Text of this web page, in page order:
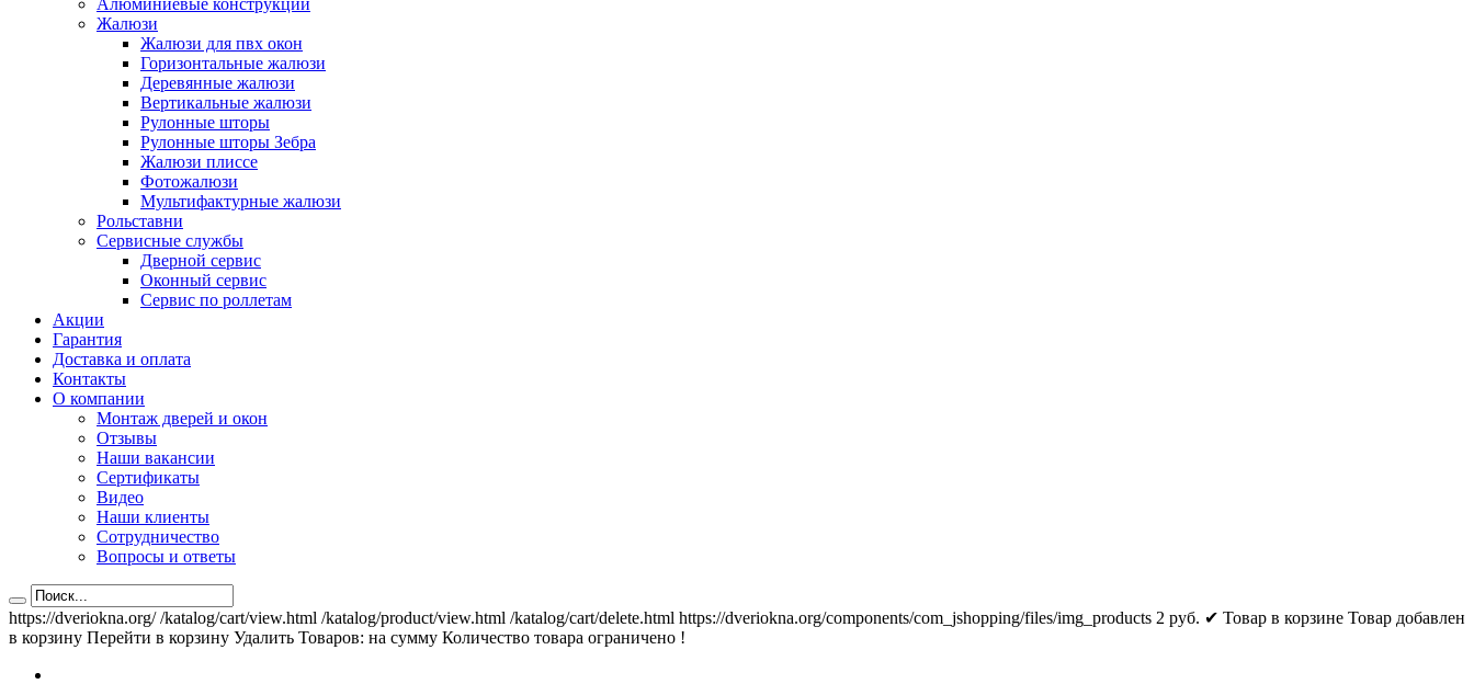
Алюминиевые конструкции
Жалюзи
Жалюзи для пвх окон
Горизонтальные жалюзи
Деревянные жалюзи
Вертикальные жалюзи
Рулонные шторы
Рулонные шторы Зебра
Жалюзи плиссе
Фотожалюзи
Мультифактурные жалюзи
Рольставни
Сервисные службы
Дверной сервис
Оконный сервис
Сервис по роллетам
Акции
Гарантия
Доставка и оплата
Контакты
О компании
Монтаж дверей и окон
Отзывы
Наши вакансии
Сертификаты
Видео
Наши клиенты
Сотрудничество
Вопросы и ответы
https://dveriokna.org/ /katalog/cart/view.html /katalog/product/view.html /katalog/cart/delete.html https://dveriokna.org/components/com_jshopping/files/img_products 2 руб. ✔ Товар в корзине Товар добавлен
в корзину Перейти в корзину Удалить Товаров: на сумму Количество товара ограничено !